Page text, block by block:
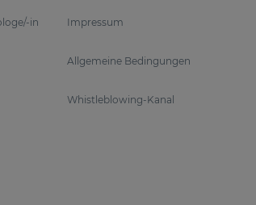
in Impressum
Allgemeine Bedingungen
Whistleblowing-Kanal